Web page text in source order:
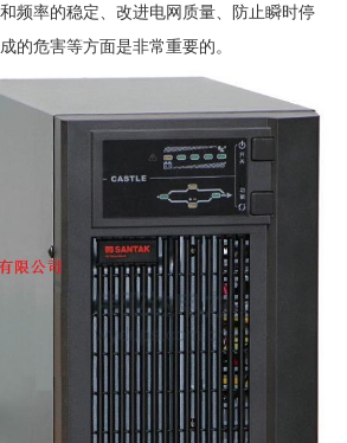
频率的稳定、改进电网质量、防止瞬时停
的危害等方面是非常重要的。